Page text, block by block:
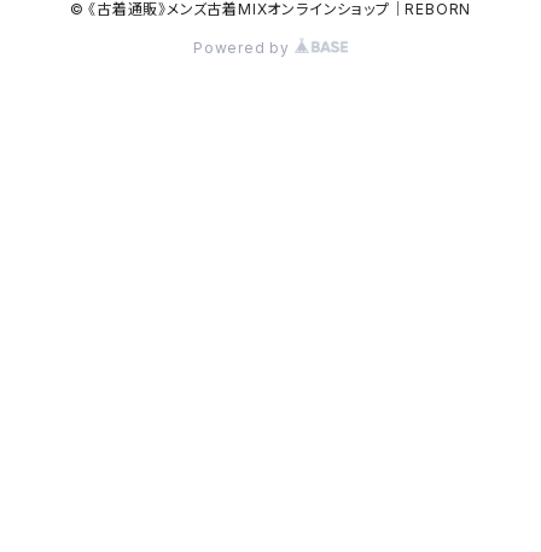
© 《古着通販》メンズ古着MIXオンラインショップ｜REBORN
Powered by